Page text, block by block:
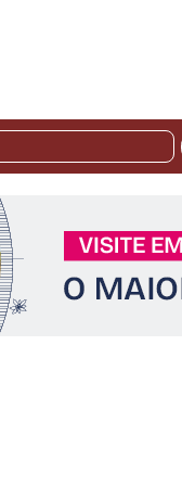
Pesquisar
Blog